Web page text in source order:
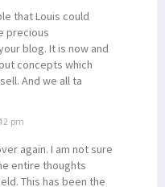
that Louis could
precious
blog. It is now and
concepts which
And we all ta
pm
again. I am not sure
entire thoughts
This has been the